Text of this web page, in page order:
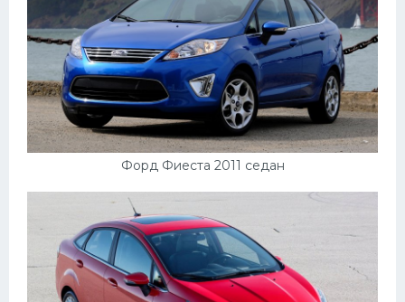
Форд Фиеста 2011 седан
Велосипеды
Рено
Прогулочные суда
Хендай
Лимузины
Хонда
Грузовики